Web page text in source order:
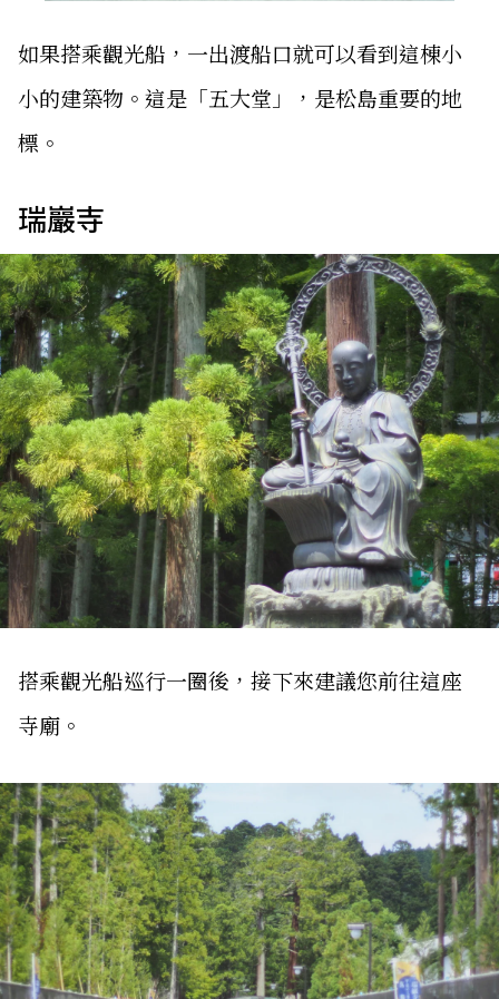
如果搭乘觀光船，一出渡船口就可以看到這棟小
小的建築物。這是「五大堂」，是松島重要的地
標。
瑞巖寺
搭乘觀光船巡行一圈後，接下來建議您前往這座
寺廟。